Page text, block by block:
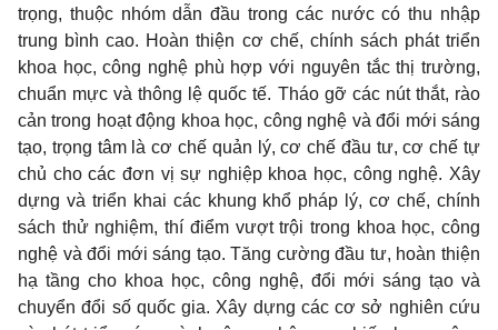
trọng, thuộc nhóm dẫn đầu trong các nước có thu nhập
trung bình cao. Hoàn thiện cơ chế, chính sách phát triển
khoa học, công nghệ phù hợp với nguyên tắc thị trường,
chuẩn mực và thông lệ quốc tế. Tháo gỡ các nút thắt, rào
cản trong hoạt động khoa học, công nghệ và đổi mới sáng
tạo, trọng tâm là cơ chế quản lý, cơ chế đầu tư, cơ chế tự
chủ cho các đơn vị sự nghiệp khoa học, công nghệ. Xây
dựng và triển khai các khung khổ pháp lý, cơ chế, chính
sách thử nghiệm, thí điểm vượt trội trong khoa học, công
nghệ và đổi mới sáng tạo. Tăng cường đầu tư, hoàn thiện
hạ tầng cho khoa học, công nghệ, đổi mới sáng tạo và
chuyển đổi số quốc gia. Xây dựng các cơ sở nghiên cứu